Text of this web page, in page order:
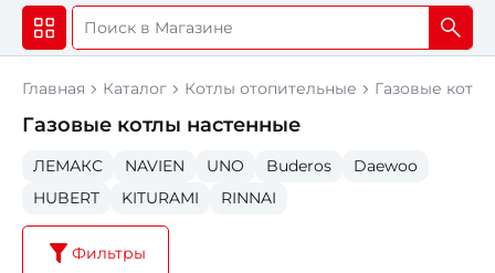
Главная Каталог Котлы отопительные Газовые
Газовые котлы настенные
ЛЕМАКС NAVIEN UNO Buderos
Daewoo
HUBERT
KITURAMI RINNAI
Фильтры